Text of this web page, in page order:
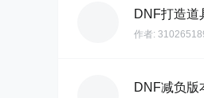
DNF打造道
作者:
DNF减负版